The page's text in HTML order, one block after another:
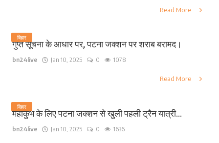
Read More
बिहार
गुप्त सूचना के आधार पर, पटना जक्शन पर शराब बरामद।
bn24live Jan 10, 2025 0 1078
Read More
बिहार
महाकुंभ के लिए पटना जक्शन से खुली पहली ट्रैन यात्री...
bn24live Jan 10, 2025 0 1636